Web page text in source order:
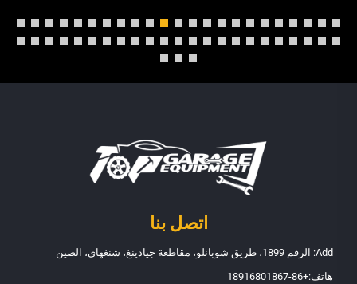
اتصل بنا
Add: الرقم 1899، طريق شوبانلو، مقاطعة جيادينغ، شنغهاي، الصين
هاتف:+86-18916801867